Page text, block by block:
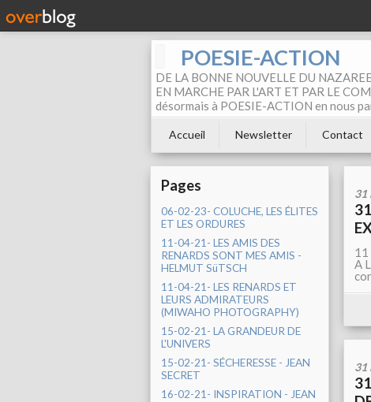
POESIE-ACTION
DE LA BONNE NOUVELLE DU
EN MARCHE PAR L'ART ET PAR LE
désormais à POESIE-ACTION en nous
Accueil Newsletter Contact
Pages
06-02-23- COLUCHE, LES ÉLITES
ET LES ORDURES
11-04-21- LES AMIS DES
RENARDS SONT MES AMIS -
HELMUT SüTSCH
11-04-21- LES RENARDS ET
LEURS ADMIRATEURS
(MIWAHO PHOTOGRAPHY)
15-02-21- LA GRANDEUR DE
L'UNIVERS
15-02-21- SÉCHERESSE - JEAN
SECRET
16-02-21- INSPIRATION - JEAN
31
11
A
31